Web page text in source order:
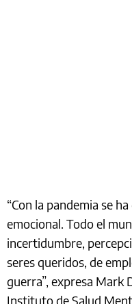
“Con la pandemia se
emocional. Todo el
incertidumbre,
seres queridos, de
guerra”, expresa Mark
Instituto de Salud